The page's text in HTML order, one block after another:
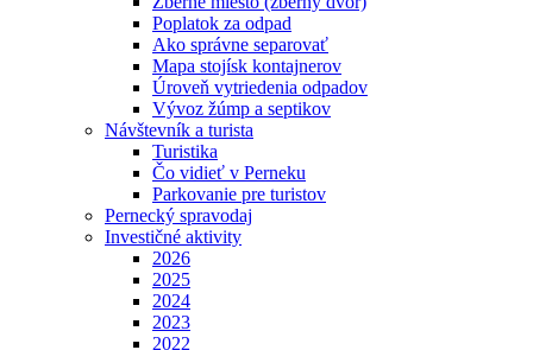
Poplatok za odpad
Ako správne separovať
Mapa stojísk kontajnerov
Úroveň vytriedenia odpadov
Vývoz žúmp a septikov
Návštevník a turista
Turistika
Čo vidieť v Perneku
Parkovanie pre turistov
Pernecký spravodaj
Investičné aktivity
2026
2025
2024
2023
2022